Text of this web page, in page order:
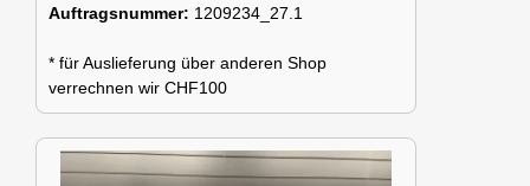
Auftragsnummer: 1209234_27.1
* für Auslieferung über anderen Shop
verrechnen wir CHF100